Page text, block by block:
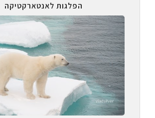
הפלגות לאנטארקטיקה